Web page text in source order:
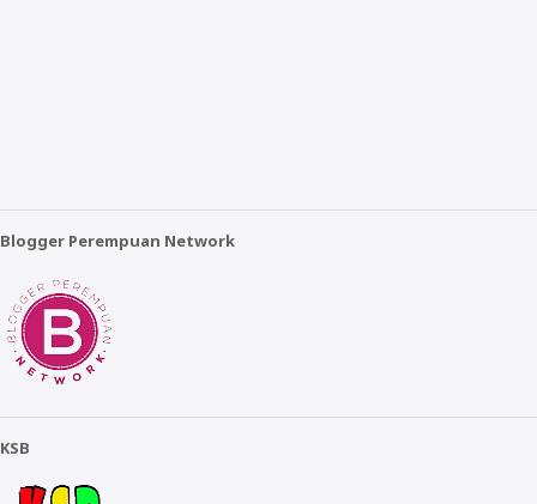
Blogger Perempuan Network
KSB